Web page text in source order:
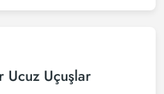
Ucuz Uçuşlar